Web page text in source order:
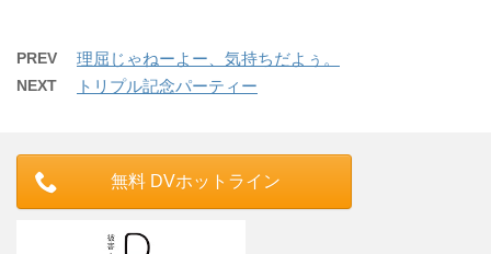
PREV 理屈じゃねーよー、気持ちだよぅ。
NEXT トリプル記念パーティー
無料 DVホットライン